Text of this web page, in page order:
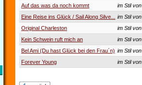
Auf das was da noch kommt
im Stil von
Eine Reise ins Glück / Sail Along Silve...
im Stil von
Original Charleston
im Stil von
Kein Schwein ruft mich an
im Stil von
Bel Ami (Du hast Glück bei den Frau´n) im Stil von
Forever Young
im Stil von